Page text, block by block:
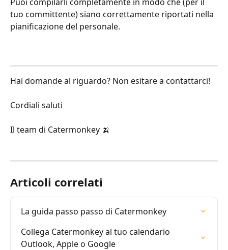
tuo committente) siano correttamente riportati nella
pianificazione del personale.
Hai domande al riguardo? Non esitare a contattarci!
Cordiali saluti
Il team di Catermonkey 🍌
Articoli correlati
La guida passo passo di Catermonkey
Collega Catermonkey al tuo calendario
Outlook, Apple o Google